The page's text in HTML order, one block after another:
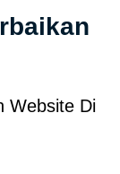
Website Di